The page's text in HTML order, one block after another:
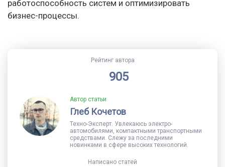
работоспособность систем и оптимизировать
бизнес-процессы.
Рейтинг автора
905
Автор статьи
Глеб Кочетов
Техно-Эксперт. Увлекаюсь электро-
автомобилями, компактными транспортными
средствами. Слежу за последними
новинками в сфере высоких технологий.
Написано статей